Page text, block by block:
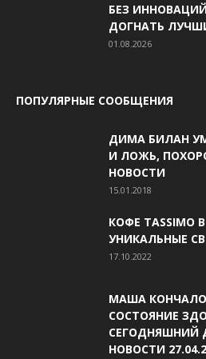
БЕЗ
ДОГНАТЬ
01.08.2026
ПОПУЛЯРНЫЕ СООБЩЕНИЯ
ДИМА БИЛАН
И ЛОЖЬ,
НОВОСТИ
15.01.2018
КОФЕ TASSIMO
УНИКАЛЬНЫЕ
17.10.2022
МАША
СОСТОЯНИЕ
СЕГОДНЯШНИЙ
НОВОСТИ